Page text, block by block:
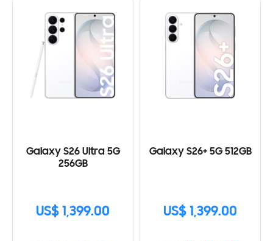
Galaxy S26 Ultra 5G
256GB
US$ 1,399.00
Galaxy S26+ 5G 512GB
US$ 1,399.00